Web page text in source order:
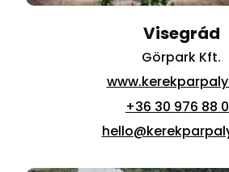
Visegrád
Görpark Kft.
+36 30 976 88